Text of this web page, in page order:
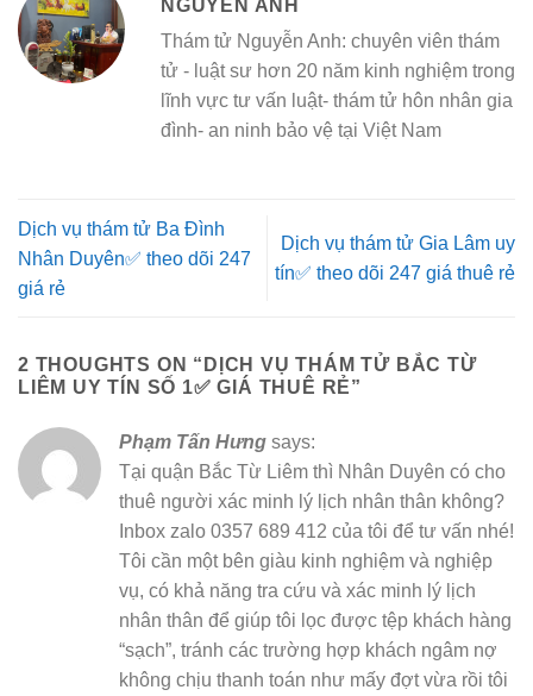
NGUYỄN ANH
Thám tử Nguyễn Anh: chuyên viên thám
tử - luật sư hơn 20 năm kinh nghiệm trong
lĩnh vực tư vấn luật- thám tử hôn nhân gia
đình- an ninh bảo vệ tại Việt Nam
Dịch vụ thám tử Ba Đình
Nhân Duyên✅ theo dõi 247
giá rẻ
Dịch vụ thám tử Gia Lâm uy
tín✅ theo dõi 247 giá thuê rẻ
2 THOUGHTS ON “ DỊCH VỤ THÁM TỬ BẮC TỪ
LIÊM UY TÍN SỐ 1✅ GIÁ THUÊ RẺ”
Phạm Tấn Hưng says:
Tại quận Bắc Từ Liêm thì Nhân Duyên có cho
thuê người xác minh lý lịch nhân thân không?
Inbox zalo 0357 689 412 của tôi để tư vấn nhé!
Tôi cần một bên giàu kinh nghiệm và nghiệp
vụ, có khả năng tra cứu và xác minh lý lịch
nhân thân để giúp tôi lọc được tệp khách hàng
“sạch”, tránh các trường hợp khách ngâm nợ
không chịu thanh toán như mấy đợt vừa rồi tôi